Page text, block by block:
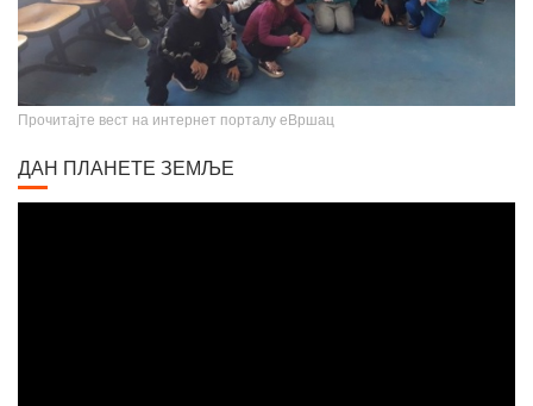
Прочитајте вест на интернет порталу еВршац
ДАН ПЛАНЕТЕ ЗЕМЉЕ